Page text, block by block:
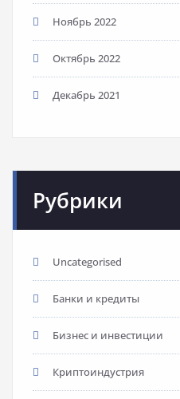
Ноябрь 2022
Октябрь 2022
Декабрь 2021
Рубрики
Uncategorised
Банки и кредиты
Бизнес и инвестиции
Криптоиндустрия